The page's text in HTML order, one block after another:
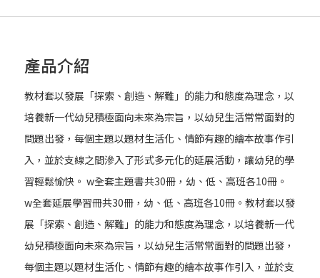
產品介紹
教材套以發展「探索、創造、解難」的能力和態度為理念，以
培養新一代幼兒積極面向未來為宗旨，以幼兒生活常常面對的
問題出發，每個主題以題材生活化、情節有趣的繪本故事作引
入，並於支線之間滲入了形式多元化的延展活動，讓幼兒的學
習輕鬆愉快。 w全套主題書共30冊，幼、低、高班各10冊。
w全套延展學習冊共30冊，幼、低、高班各10冊。教材套以發
展「探索、創造、解難」的能力和態度為理念，以培養新一代
幼兒積極面向未來為宗旨，以幼兒生活常常面對的問題出發，
每個主題以題材生活化、情節有趣的繪本故事作引入，並於支